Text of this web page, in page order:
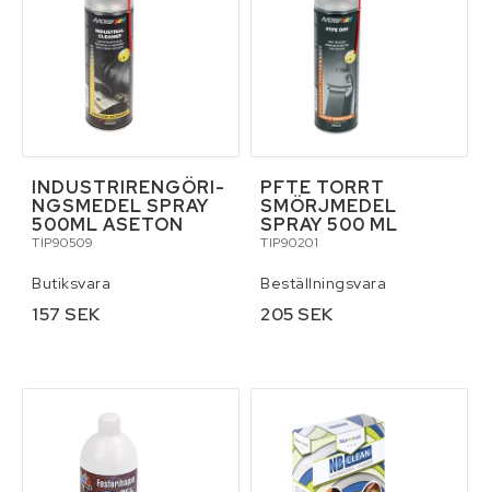
I­N­D­U­S­T­R­I­R­E­N­G­Ö­R­I­
N­G­S­M­E­D­E­L SPRAY
500ML ASETON
TIP90509
Butiksvara
157 SEK
PFTE TORRT
SMÖRJMEDEL
SPRAY 500 ML
TIP90201
Beställningsvara
205 SEK